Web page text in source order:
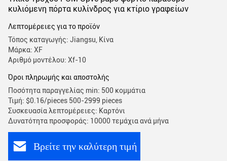
κυλιόμενη πόρτα κυλίνδρος για κτίριο γραφείων
Λεπτομέρειες για το προϊόν
Τόπος καταγωγής: Jiangsu, Κίνα
Μάρκα: XF
Αριθμό μοντέλου: Xf-10
Όροι πληρωμής και αποστολής
Ποσότητα παραγγελίας min: 500 κομμάτια
Τιμή: $0.16/pieces 500-2999 pieces
Συσκευασία λεπτομέρειες: Καρτόνι
Δυνατότητα προσφοράς: 10000 τεμάχια ανά μήνα
Βρείτε την καλύτερη τιμή